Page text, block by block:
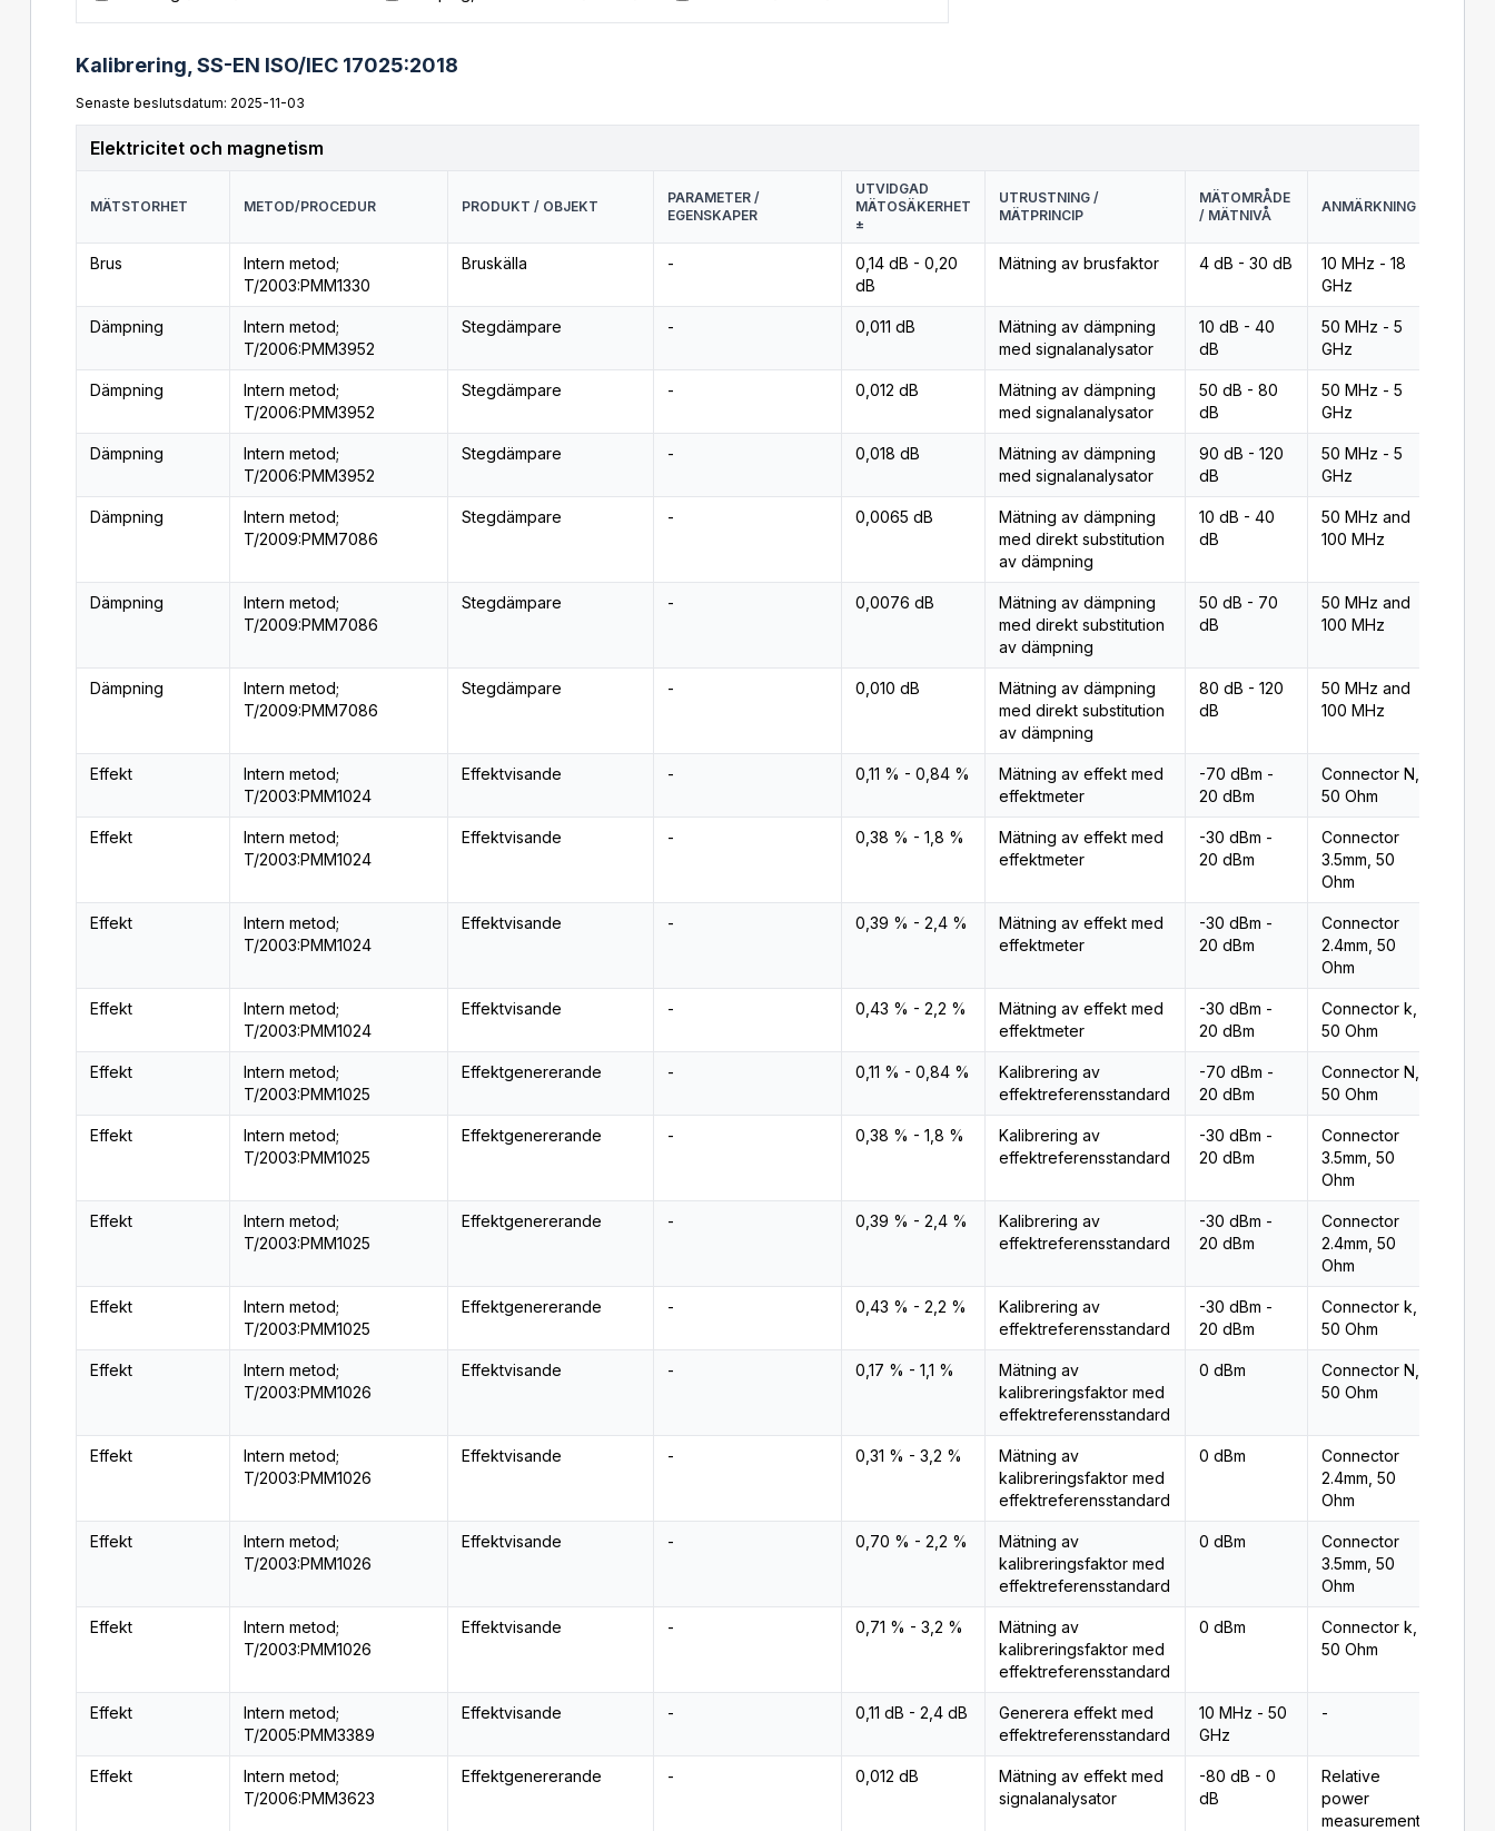
Kalibrering, SS-EN ISO/IEC 17025:2018
Senaste beslutsdatum: 2025-11-03
Elektricitet och magnetism
MÄTSTORHET METOD/PROCEDUR PRODUKT / OBJEKT
PARAMETER /
EGENSKAPER
UTVIDGAD
MÄTOSÄKERHET
±
UTRUSTNING /
MÄTPRINCIP
MÄTOMRÅDE
/ MÄTNIVÅ
ANMÄRKNING
Brus
Intern metod;
T/2003:PMM1330
Bruskälla -
0,14 dB - 0,20
dB
Mätning av brusfaktor 4 dB - 30 dB
10 MHz - 18
GHz
Dämpning
Intern metod;
T/2006:PMM3952
Stegdämpare - 0,011 dB
Mätning av dämpning
med signalanalysator
10 dB - 40
dB
50 MHz - 5
GHz
Dämpning
Intern metod;
T/2006:PMM3952
Stegdämpare - 0,012 dB
Mätning av dämpning
med signalanalysator
50 dB - 80
dB
50 MHz - 5
GHz
Dämpning
Intern metod;
T/2006:PMM3952
Stegdämpare - 0,018 dB
Mätning av dämpning
med signalanalysator
90 dB - 120
dB
50 MHz - 5
GHz
Dämpning
Intern metod;
T/2009:PMM7086
Stegdämpare - 0,0065 dB
Mätning av dämpning
med direkt substitution
av dämpning
10 dB - 40
dB
50 MHz and
100 MHz
Dämpning
Intern metod;
T/2009:PMM7086
Stegdämpare - 0,0076 dB
Mätning av dämpning
med direkt substitution
av dämpning
50 dB - 70
dB
50 MHz and
100 MHz
Dämpning
Intern metod;
T/2009:PMM7086
Stegdämpare - 0,010 dB
Mätning av dämpning
med direkt substitution
av dämpning
80 dB - 120
dB
50 MHz and
100 MHz
Effekt
Intern metod;
T/2003:PMM1024
Effektvisande - 0,11 % - 0,84 %
Mätning av effekt med
effektmeter
-70 dBm -
20 dBm
Connector N,
50 Ohm
Effekt
Intern metod;
T/2003:PMM1024
Effektvisande - 0,38 % - 1,8 %
Mätning av effekt med
effektmeter
-30 dBm -
20 dBm
Connector
3.5mm, 50
Ohm
Effekt
Intern metod;
T/2003:PMM1024
Effektvisande - 0,39 % - 2,4 %
Mätning av effekt med
effektmeter
-30 dBm -
20 dBm
Connector
2.4mm, 50
Ohm
Effekt
Intern metod;
T/2003:PMM1024
Effektvisande - 0,43 % - 2,2 %
Mätning av effekt med
effektmeter
-30 dBm -
20 dBm
Connector k,
50 Ohm
Effekt
Intern metod;
T/2003:PMM1025
Effektgenererande - 0,11 % - 0,84 %
Kalibrering av
effektreferensstandard
-70 dBm -
20 dBm
Connector N,
50 Ohm
Effekt
Intern metod;
T/2003:PMM1025
Effektgenererande - 0,38 % - 1,8 %
Kalibrering av
effektreferensstandard
-30 dBm -
20 dBm
Connector
3.5mm, 50
Ohm
Effekt
Intern metod;
T/2003:PMM1025
Effektgenererande - 0,39 % - 2,4 %
Kalibrering av
effektreferensstandard
-30 dBm -
20 dBm
Connector
2.4mm, 50
Ohm
Effekt
Intern metod;
T/2003:PMM1025
Effektgenererande - 0,43 % - 2,2 %
Kalibrering av
effektreferensstandard
-30 dBm -
20 dBm
Connector k,
50 Ohm
Effekt
Intern metod;
T/2003:PMM1026
Effektvisande - 0,17 % - 1,1 %
Mätning av
kalibreringsfaktor med
effektreferensstandard
0 dBm
Connector N,
50 Ohm
Effekt
Intern metod;
T/2003:PMM1026
Effektvisande - 0,31 % - 3,2 %
Mätning av
kalibreringsfaktor med
effektreferensstandard
0 dBm
Connector
2.4mm, 50
Ohm
Effekt
Intern metod;
T/2003:PMM1026
Effektvisande - 0,70 % - 2,2 %
Mätning av
kalibreringsfaktor med
effektreferensstandard
0 dBm
Connector
3.5mm, 50
Ohm
Effekt
Intern metod;
T/2003:PMM1026
Effektvisande - 0,71 % - 3,2 %
Mätning av
kalibreringsfaktor med
effektreferensstandard
0 dBm
Connector k,
50 Ohm
Effekt
Intern metod;
T/2005:PMM3389
Effektvisande - 0,11 dB - 2,4 dB
Generera effekt med
effektreferensstandard
10 MHz - 50
GHz
-
Effekt
Intern metod;
T/2006:PMM3623
Effektgenererande - 0,012 dB
Mätning av effekt med
signalanalysator
-80 dB - 0
dB
Relative
power
measurement